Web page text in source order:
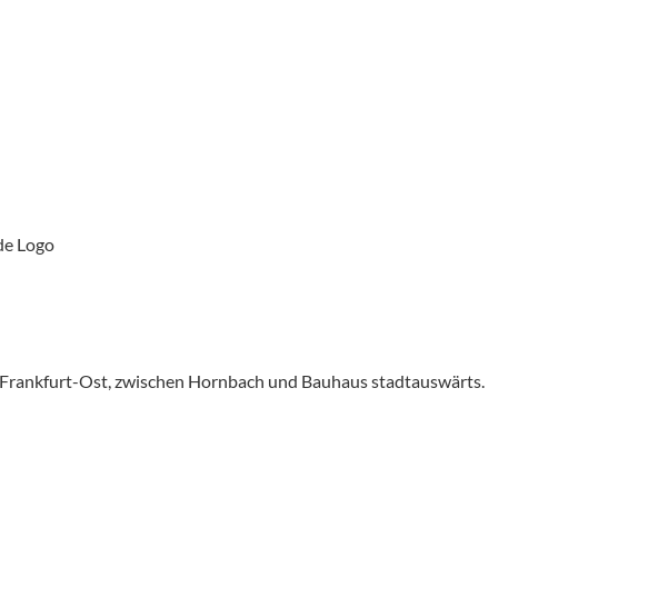
Ost, zwischen Hornbach und Bauhaus stadtauswärts.